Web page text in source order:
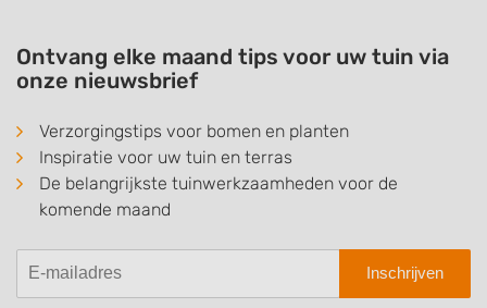
Ontvang elke maand tips voor uw tuin via
onze nieuwsbrief
Verzorgingstips voor bomen en planten
Inspiratie voor uw tuin en terras
De belangrijkste tuinwerkzaamheden voor de
komende maand
Inschrijven